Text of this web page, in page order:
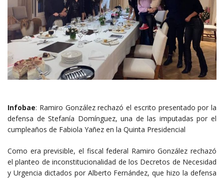
Infobae: Ramiro González rechazó el escrito presentado por la
defensa de Stefanía Domínguez, una de las imputadas por el
cumpleaños de Fabiola Yañez en la Quinta Presidencial
Como era previsible, el fiscal federal Ramiro González rechazó
el planteo de inconstitucionalidad de los Decretos de Necesidad
y Urgencia dictados por Alberto Fernández, que hizo la defensa